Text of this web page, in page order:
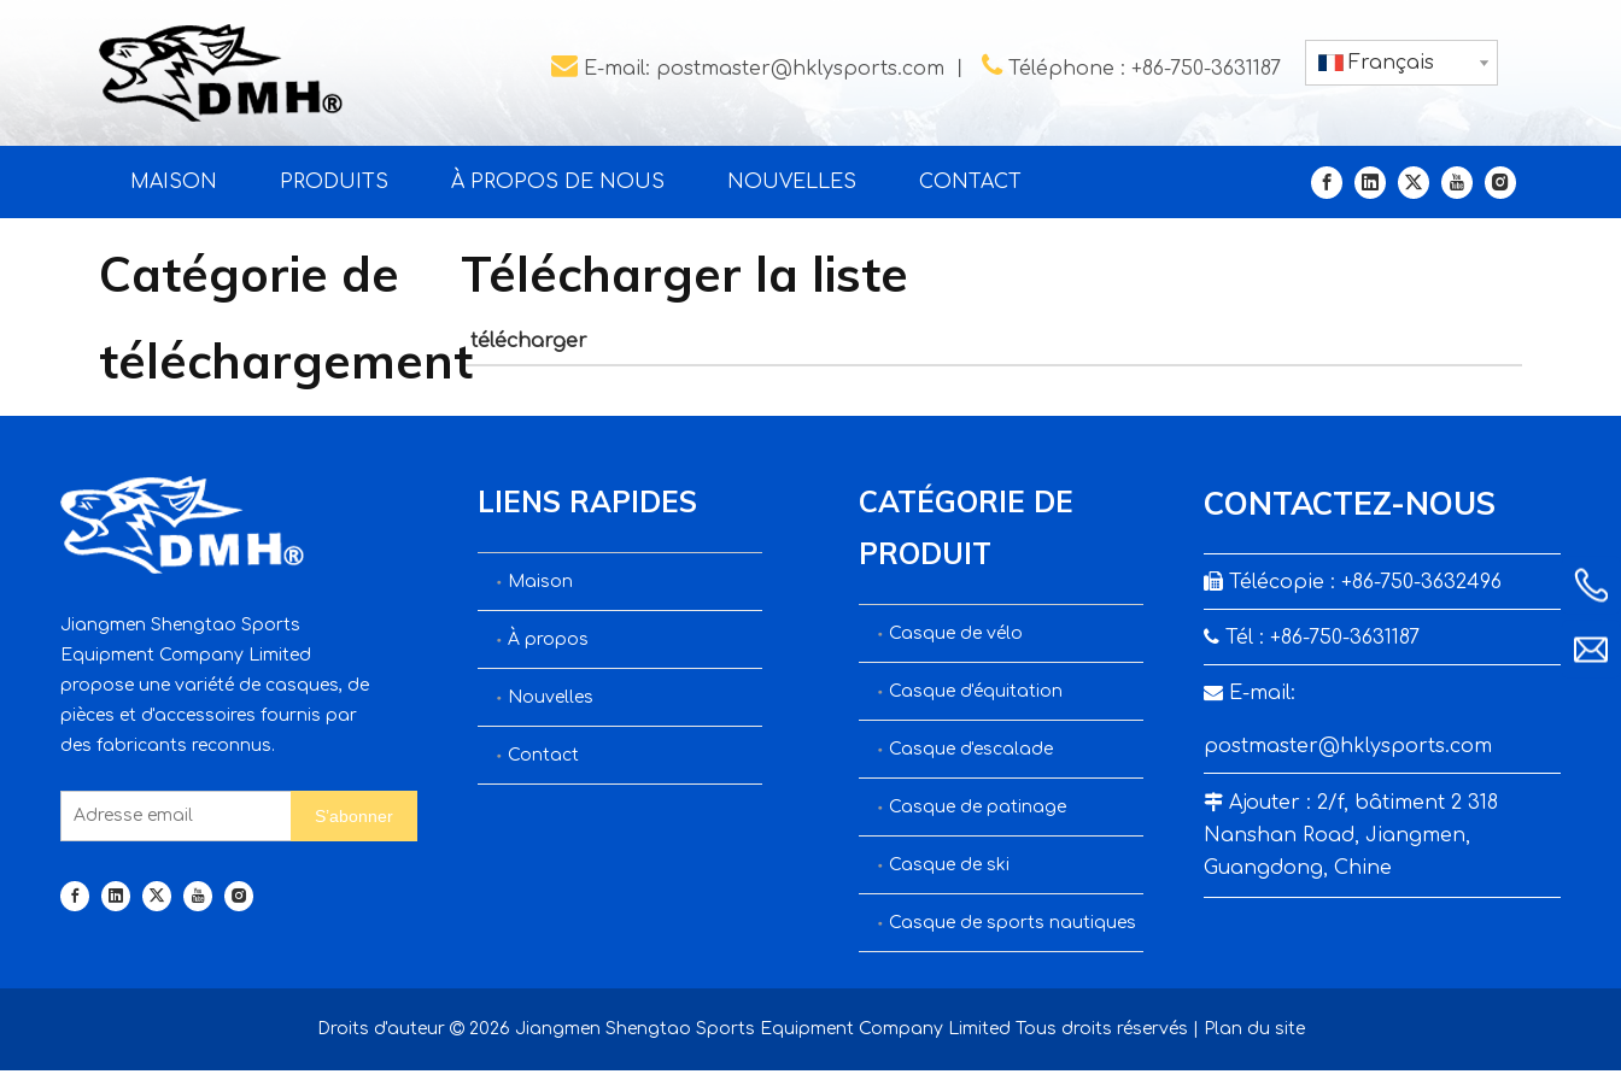
 E-mail: postmaster@hklysports.com  Téléphone : +86-750-3631187 Français
MAISON PRODUITS À PROPOS DE NOUS NOUVELLES CONTACT
Catégorie de
téléchargement
Télécharger la liste
télécharger
Jiangmen Shengtao Sports
Equipment Company Limited
propose une variété de casques, de
pièces et d'accessoires fournis par
des fabricants reconnus.
S’abonner
LIENS RAPIDES
Maison
À propos
Nouvelles
Contact
CATÉGORIE DE
PRODUIT
Casque de vélo
Casque d'équitation
Casque d'escalade
Casque de patinage
Casque de ski
Casque de sports nautiques
CONTACTEZ-NOUS
 Télécopie : +86-750-3632496
 Tél : +86-750-3631187
 E-mail:
postmaster@hklysports.com
 Ajouter : 2/f, bâtiment 2 318
Nanshan Road, Jiangmen,
Guangdong, Chine
Droits d'auteur  2026 Jiangmen Shengtao Sports Equipment Company Limited Tous droits réservés | Plan du site